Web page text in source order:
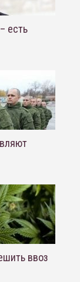
есть
ввоз